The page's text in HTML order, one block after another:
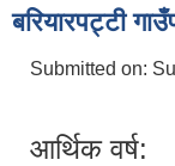
बरियारपट्टी
Submitted on:
आर्थिक वर्ष: